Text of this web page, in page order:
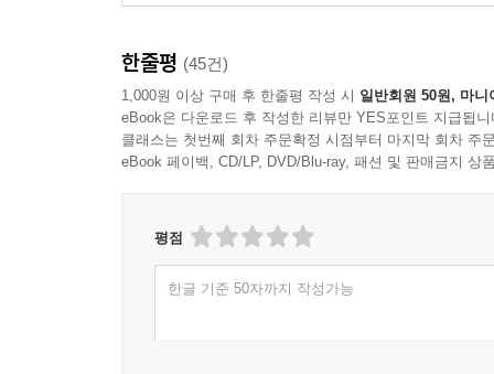
문학동네 한국고전문학전집 편집위원
심경호, 장효현, 정병설, 류보선
한줄평 (45건)
1,000원 이상 구매 후 한줄평 작성 시 일반회원 50원, 마니
eBook은 다운로드 후 작성한 리뷰만 YES포인트 지급됩니
클래스는 첫번째 회차 주문확정 시점부터 마지막 회차 주
eBook 페이백, CD/LP, DVD/Blu-ray, 패션 및 판매금지 상
평점
한글 기준 50자까지 작성가능